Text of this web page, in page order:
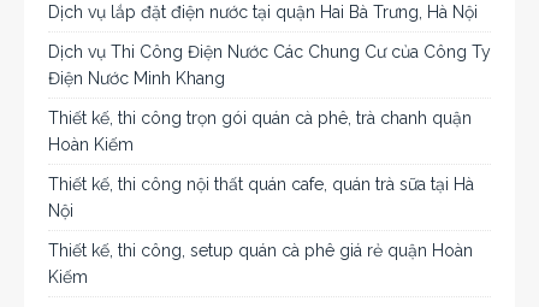
Dịch vụ lắp đặt điện nước tại quận Hai Bà Trưng, Hà Nội
Dịch vụ Thi Công Điện Nước Các Chung Cư của Công Ty
Điện Nước Minh Khang
Thiết kế, thi công trọn gói quán cà phê, trà chanh quận
Hoàn Kiếm
Thiết kế, thi công nội thất quán cafe, quán trà sữa tại Hà
Nội
Thiết kế, thi công, setup quán cà phê giá rẻ quận Hoàn
Kiếm